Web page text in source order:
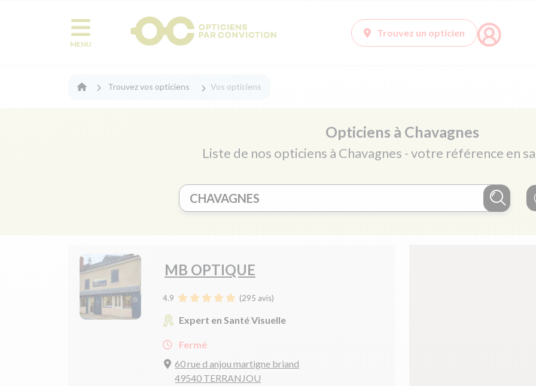
MENU
Trouvez un opticien
Trouvez vos opticiens Vos opticiens
Opticiens à Chavagnes
Liste de nos opticiens à Chavagnes - votre référence en
MB OPTIQUE
4.9 (295 avis)
Expert en Santé Visuelle
Fermé
60 rue d anjou martigne briand
49540 TERRANJOU